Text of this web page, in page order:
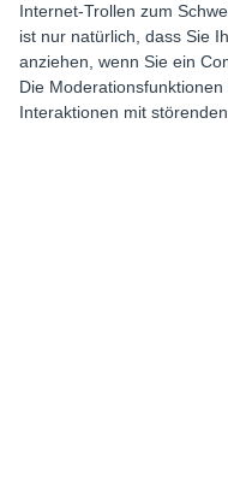
Internet-Trollen zum
ist nur natürlich, dass Sie
anziehen, wenn Sie ein
Die
Interaktionen mit